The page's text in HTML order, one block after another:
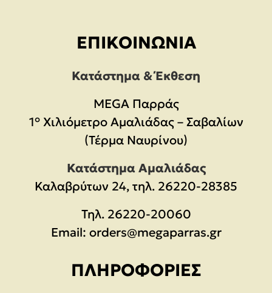
ΕΠΙΚΟΙΝΩΝΊΑ
Κατάστημα & Έκθεση
MEGA Παρράς
1° Χιλιόμετρο Αμαλιάδας – Σαβαλίων
(Τέρμα Ναυρίνου)
Κατάστημα Αμαλιάδας
Καλαβρύτων 24, τηλ. 26220-28385
Τηλ. 26220-20060
Email: orders@megaparras.gr
ΠΛΗΡΟΦΟΡΊΕΣ